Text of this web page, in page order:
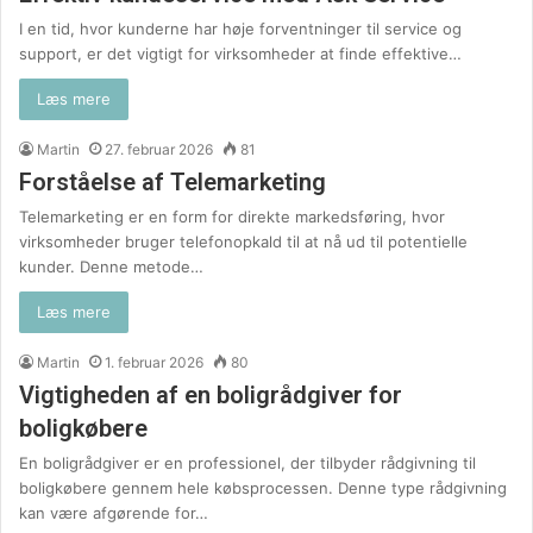
I en tid, hvor kunderne har høje forventninger til service og
support, er det vigtigt for virksomheder at finde effektive…
Læs mere
Martin 27. februar 2026 81
Forståelse af Telemarketing
Telemarketing er en form for direkte markedsføring, hvor
virksomheder bruger telefonopkald til at nå ud til potentielle
kunder. Denne metode…
Læs mere
Martin 1. februar 2026 80
Vigtigheden af en boligrådgiver for
boligkøbere
En boligrådgiver er en professionel, der tilbyder rådgivning til
boligkøbere gennem hele købsprocessen. Denne type rådgivning
kan være afgørende for…